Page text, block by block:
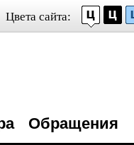
Цвета сайта:
Обращения